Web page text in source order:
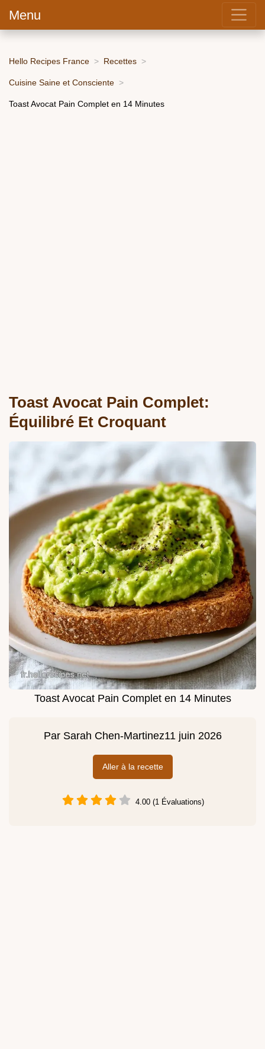
Menu
Hello Recipes France Recettes
Cuisine Saine et Consciente
Toast Avocat Pain Complet en 14 Minutes
Toast Avocat Pain Complet:
Équilibré Et Croquant
Toast Avocat Pain Complet en 14 Minutes
Par Sarah Chen-Martinez11 juin 2026
Aller à la recette
4.00 (1 Évaluations)